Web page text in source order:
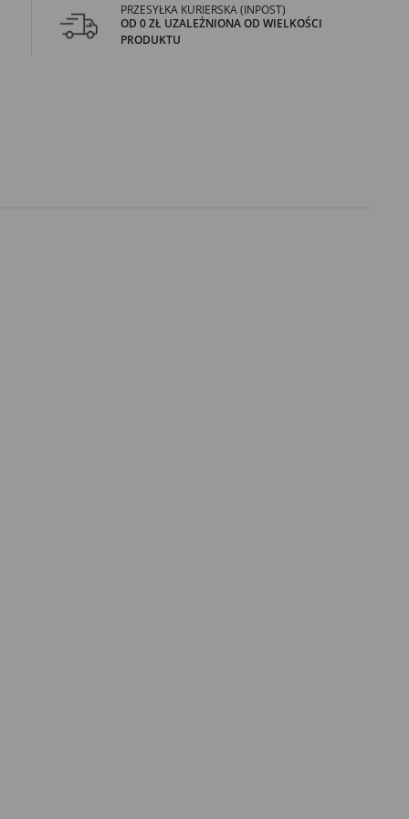
PRZESYŁKA KURIERSKA (INPOST)
OD 0 ZŁ UZALEŻNIONA OD WIELKOŚCI
PRODUKTU